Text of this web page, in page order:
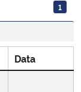
1
Data